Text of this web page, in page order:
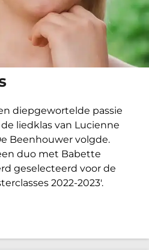
diepgewortelde passie
liedklas van Lucienne
Beenhouwer volgde.
duo met Babette
geselecteerd voor de
2022-2023'.